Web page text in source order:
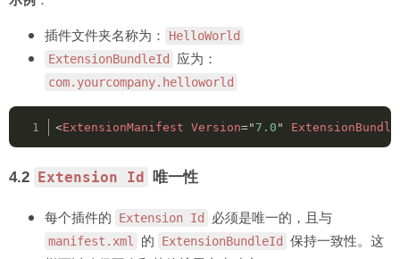
<
Height> 200</
</Size>
</Geometry>
</Extension>
</DispatchInfoList>
<!-- 启用 CEF 的 Node.js 支持 -->
<EnableNodeJS >true</ EnableNodeJS>
</ExtensionManifest>
插件文件夹名称为：
HelloWorld
ExtensionBundleId
应为：
com.yourcompany.helloworld
<ExtensionManifest Version=" 7.0 "
4.2 Extension Id 唯一性
每个插件的 Extension Id 必须是唯一的，且与
manifest.xml 的 ExtensionBundleId
保持一致性。这